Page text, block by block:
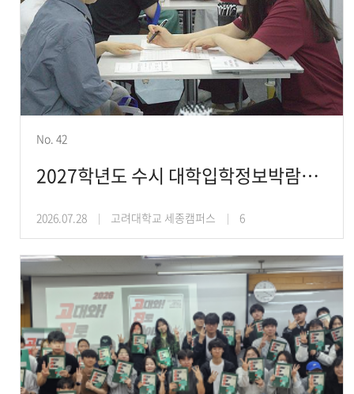
No. 42
2027학년도 수시 대학입학정보박람회에서 원스톱 수시 입시 상담
2026.07.28 고려대학교 세종캠퍼스 6